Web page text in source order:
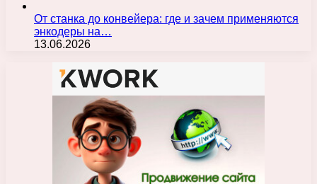
От станка до конвейера: где и зачем применяются
энкодеры на…
13.06.2026